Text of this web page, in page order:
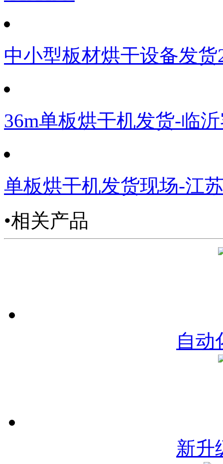
中小型板材烘干设备发货
36m单板烘干机发货-临
单板烘干机发货现场-江
•相关产品
自动
新升